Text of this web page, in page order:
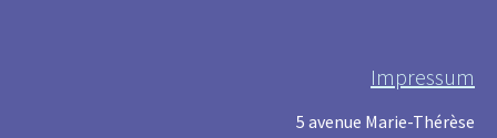
Impressum
5 avenue Marie-Thérèse